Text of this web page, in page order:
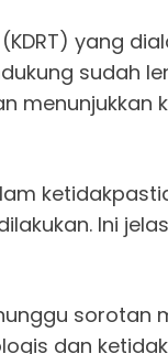
yang
sudah
menunjukkan
Ini jelas
sorotan
dan